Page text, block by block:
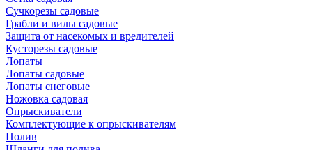
Сучкорезы садовые
Грабли и вилы садовые
Защита от насекомых и вредителей
Кусторезы садовые
Лопаты
Лопаты садовые
Лопаты снеговые
Ножовка садовая
Опрыскиватели
Комплектующие к опрыскивателям
Полив